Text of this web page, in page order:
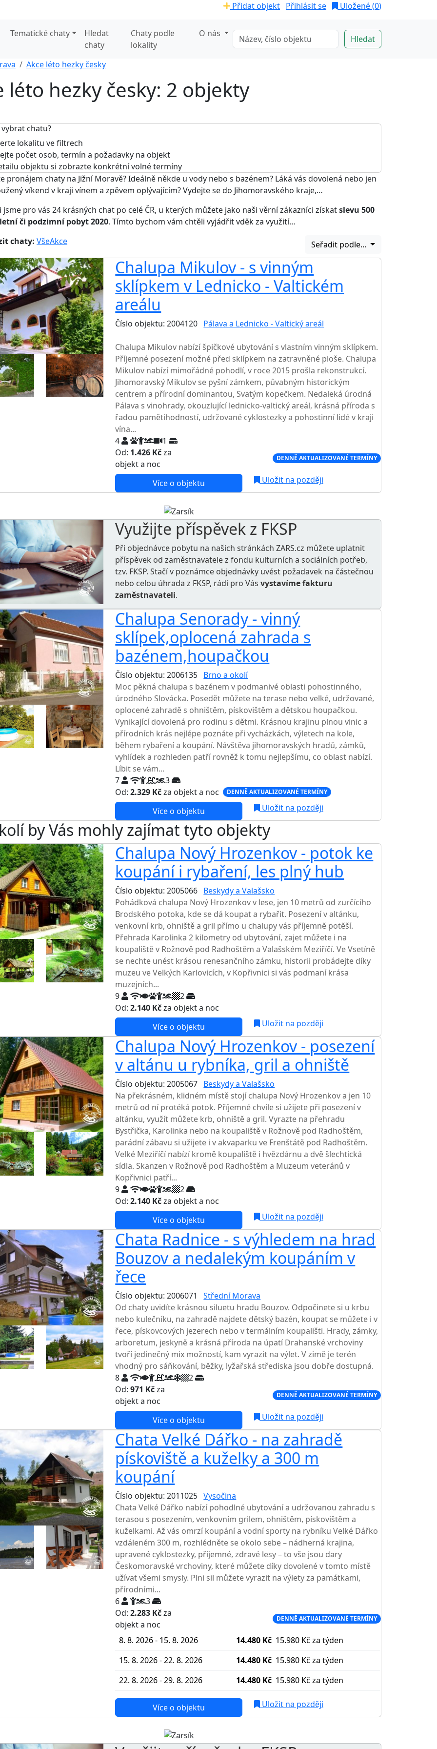
Přidat objekt Přihlásit se Uložené (0)
Tematické chaty
Hledat
chaty
Chaty podle
lokality
O nás
Akce léto hezky česky
léto hezky česky: 2 objekty
chatu?
lokalitu ve filtrech
počet osob, termín a požadavky na objekt
objektu si zobrazte konkrétní volné termíny
pronájem chaty na Jižní Moravě? Ideálně někde u vody nebo s bazénem? Láká vás dovolená nebo jen
víkend v kraji vínem a zpěvem oplývajícím? Vydejte se do Jihomoravského kraje,…
jsme pro vás 24 krásných chat po celé ČR, u kterých můžete jako naši věrní zákazníci získatslevu 500
či podzimní pobyt 2020. Tímto bychom vám chtěli vyjádřit vděk za využití…
chaty: VšeAkce Seřadit podle...
Chalupa Mikulov - s vinným
sklípkem v Lednicko - Valtickém
areálu
Číslo objektu: 2004120 Pálava a Lednicko - Valtický areál
Chalupa Mikulov nabízí špičkové ubytování s vlastním vinným sklípkem.
Příjemné posezení možné před sklípkem na zatravněné ploše. Chalupa
Mikulov nabízí mimořádné pohodlí, v roce 2015 prošla rekonstrukcí.
Jihomoravský Mikulov se pyšní zámkem, půvabným historickým
centrem a přírodní dominantou, Svatým kopečkem. Nedaleká úrodná
Pálava s vinohrady, okouzlující lednicko-valtický areál, krásná příroda s
řadou pamětihodností, udržované cyklostezky a pohostinní lidé v kraji
vína...
4
1
Od: 1.426 Kčza
objekt a noc
DENNĚ AKTUALIZOVANÉ TERMÍNY
Více o objektu Uložit na později
Využijte příspěvek z FKSP
Při objednávce pobytu na našich stránkách ZARS.cz můžete uplatnit
příspěvek od zaměstnavatele zfondu kulturních a sociálních potřeb,
tzv. FKSP. Stačí v poznámce objednávky uvést požadavek na částečnou
nebo celou úhrada z FKSP, rádi pro Vásvystavíme fakturu
zaměstnavateli.
Chalupa Senorady - vinný
sklípek,oplocená zahrada s
bazénem,houpačkou
Číslo objektu: 2006135 Brno a okolí
Moc pěkná chalupa s bazénem v podmanivé oblasti pohostinného,
úrodného Slovácka. Posedět můžete na terase nebo velké, udržované,
oplocené zahradě s ohništěm, pískovištěm a dětskou houpačkou.
Vynikající dovolená pro rodinu s dětmi. Krásnou krajinu plnou vinic a
přírodních krás nejlépe poznáte při vycházkách, výletech na kole,
během rybaření a koupání. Návštěva jihomoravských hradů, zámků,
vyhlídek a rozhleden patří rovněž k tomu nejlepšímu, co oblast nabízí.
Líbit se vám...
7
3
Od:2.329 Kčza objekt a noc DENNĚ AKTUALIZOVANÉ TERMÍNY
Více o objektu Uložit na později
by Vás mohly zajímat tyto objekty
Chalupa Nový Hrozenkov - potok ke
koupání i rybaření, les plný hub
Číslo objektu: 2005066 Beskydy a Valašsko
Pohádková chalupa Nový Hrozenkov v lese, jen 10 metrů od zurčícího
Brodského potoka, kde se dá koupat a rybařit. Posezení v altánku,
venkovní krb, ohniště a gril přímo u chalupy vás příjemně potěší.
Přehrada Karolinka 2 kilometry od ubytování, zajet můžete i na
koupaliště v Rožnově pod Radhoštěm a Valašském Meziříčí. Ve Vsetíně
se nechte unést krásou renesančního zámku, historii probádejte díky
muzeu ve Velkých Karlovicích, v Kopřivnici si vás podmaní krása
muzejních...
9
2
Od:2.140 Kčza objekt a noc
Více o objektu
Uložit na později
Chalupa Nový Hrozenkov - posezení
v altánu u rybníka, gril a ohniště
Číslo objektu: 2005067 Beskydy a Valašsko
Na překrásném, klidném místě stojí chalupa Nový Hrozenkov a jen 10
metrů od ní protéká potok. Příjemné chvíle si užijete při posezení v
altánku, využít můžete krb, ohniště a gril. Vyrazte na přehradu
Bystřička, Karolinka nebo na koupaliště v Rožnově pod Radhoštěm,
parádní zábavu si užijete i v akvaparku ve Frenštátě pod Radhoštěm.
Velké Meziříčí nabízí kromě koupaliště i hvězdárnu a dvě šlechtická
sídla. Skanzen v Rožnově pod Radhoštěm a Muzeum veteránů v
Kopřivnici patří...
9
2
Od:2.140 Kčza objekt a noc
Více o objektu
Uložit na později
Chata Radnice - s výhledem na hrad
Bouzov a nedalekým koupáním v
řece
Číslo objektu: 2006071 Střední Morava
Od chaty uvidíte krásnou siluetu hradu Bouzov. Odpočinete si u krbu
nebo kulečníku, na zahradě najdete dětský bazén, koupat se můžete i v
řece, pískovcových jezerech nebo v termálním koupališti. Hrady, zámky,
arboretum, jeskyně a krásná příroda na úpatí Drahanské vrchoviny
tvoří jedinečný mix možností, kam vyrazit na výlet. V zimě je terén
vhodný pro sáňkování, běžky, lyžařská střediska jsou dobře dostupná.
8
2
Od:971 Kčza
objekt a noc
DENNĚ AKTUALIZOVANÉ TERMÍNY
Více o objektu
Uložit na později
Chata Velké Dářko - na zahradě
pískoviště a kuželky a 300 m
koupání
Číslo objektu: 2011025 Vysočina
Chata Velké Dářko nabízí pohodlné ubytování a udržovanou zahradu s
terasou s posezením, venkovním grilem, ohništěm, pískovištěm a
kuželkami. Až vás omrzí koupání a vodní sporty na rybníku Velké Dářko
vzdáleném 300 m, rozhlédněte se okolo sebe – nádherná krajina,
upravené cyklostezky, příjemné, zdravé lesy – to vše jsou dary
Českomoravské vrchoviny, které můžete díky dovolené v tomto místě
užívat všemi smysly. Plni sil můžete vyrazit na výlety za památkami,
přírodními...
6
3
Od:2.283 Kčza
objekt a noc
DENNĚ AKTUALIZOVANÉ TERMÍNY
8. 8. 2026 - 15. 8. 2026 14.480 Kč 15.980 Kč za týden
15. 8. 2026 - 22. 8. 2026
14.480 Kč 15.980 Kč za týden
22. 8. 2026 - 29. 8. 2026
14.480 Kč 15.980 Kč za týden
Více o objektu Uložit na později